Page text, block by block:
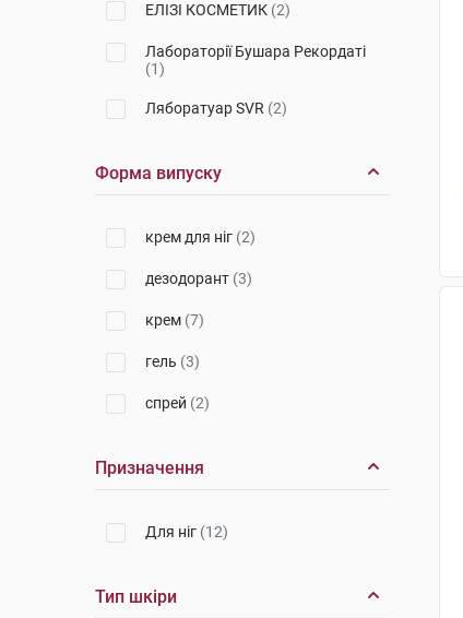
ЕЛІЗІ КОСМЕТИК (2)
Лабораторії Бушара Рекордаті
(1)
Ляборатуар SVR (2)
Форма випуску
крем для ніг (2)
дезодорант (3)
крем (7)
гель (3)
спрей (2)
Призначення
Для ніг (12)
Тип шкіри